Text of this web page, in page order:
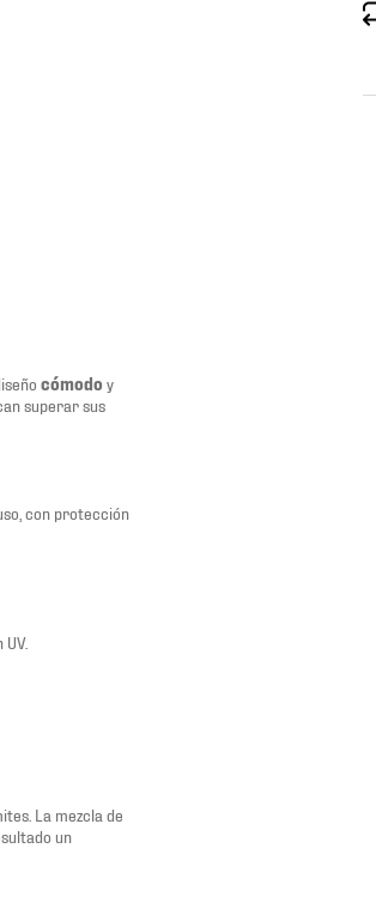
cómodo y
superar sus
con protección
La mezcla de
un